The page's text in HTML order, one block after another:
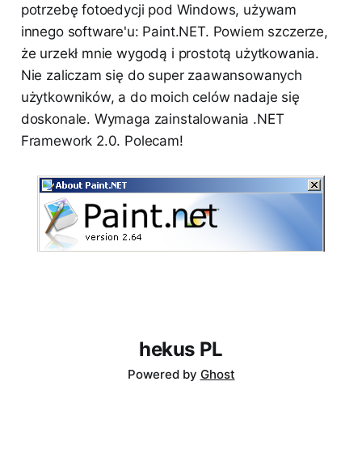
potrzebę fotoedycji pod Windows, używam
innego software'u: Paint.NET. Powiem szczerze,
że urzekł mnie wygodą i prostotą użytkowania.
Nie zaliczam się do super zaawansowanych
użytkowników, a do moich celów nadaje się
doskonale. Wymaga zainstalowania .NET
Framework 2.0. Polecam!
hekus PL
Powered by Ghost